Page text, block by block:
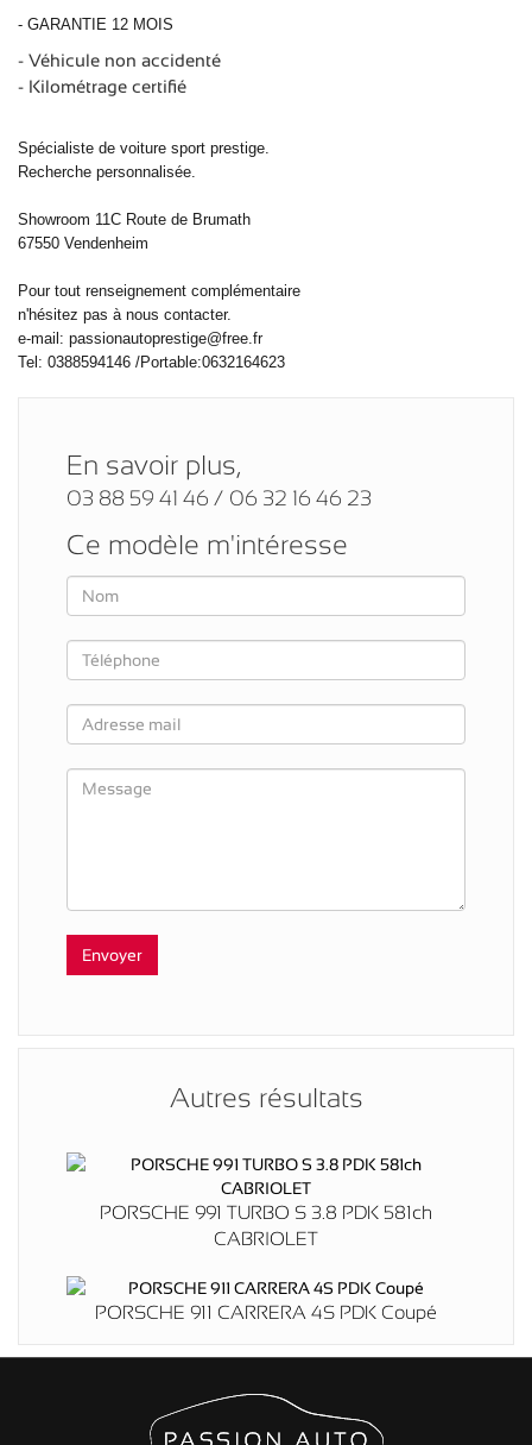
- GARANTIE 12 MOIS
- Véhicule non accidenté
- Kilométrage certifié
Spécialiste de voiture sport prestige.
Recherche personnalisée.
Showroom 11C Route de Brumath
67550 Vendenheim
Pour tout renseignement complémentaire
n'hésitez pas à nous contacter.
e-mail: passionautoprestige@free.fr
Tel: 0388594146 /Portable:0632164623
En savoir plus,
03 88 59 41 46 / 06 32 16 46 23
Ce modèle m'intéresse
Autres résultats
PORSCHE 991 TURBO S 3.8 PDK 581ch
CABRIOLET
PORSCHE 911 CARRERA 4S PDK Coupé